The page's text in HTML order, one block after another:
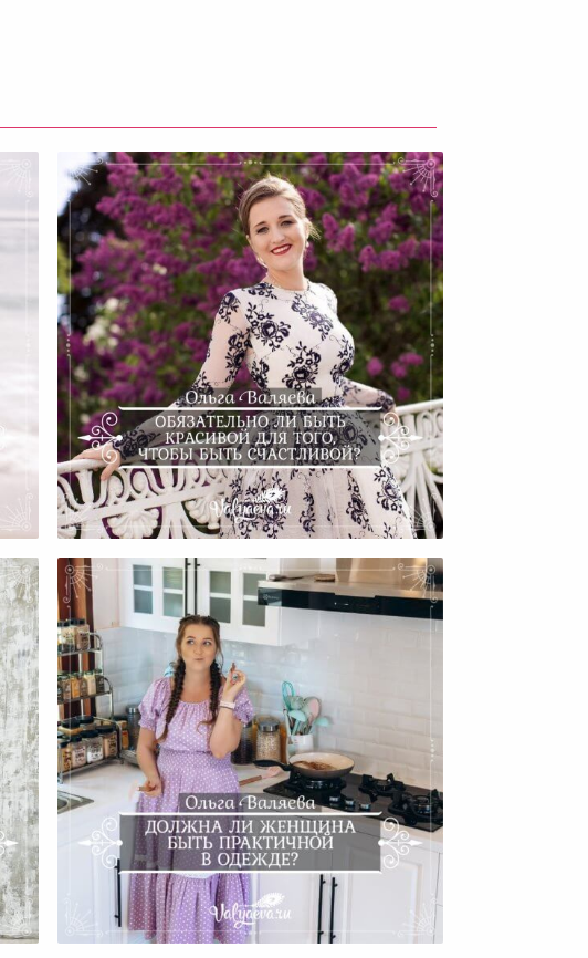
Обязательно Ли Быть
Красивой Для Того, Чтобы
Быть Счастливой?
Должна Ли Женщина Быть
Практичной В Одежде?